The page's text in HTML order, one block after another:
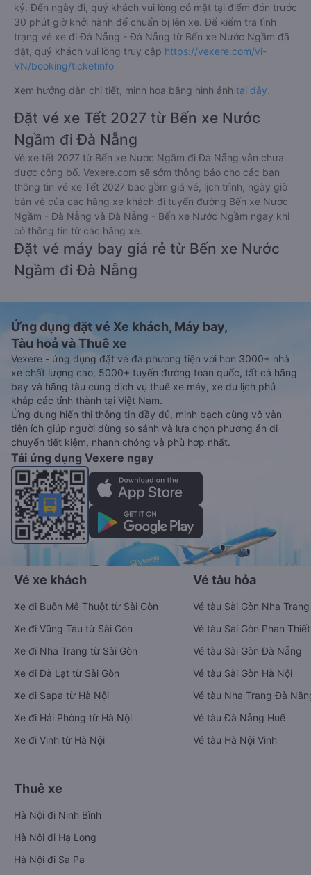
ký. Đến ngày đi, quý khách vui lòng có mặt tại điểm đón trước
30 phút giờ khởi hành để chuẩn bị lên xe. Để kiểm tra tình
trạng vé xe đi Đà Nẵng - Đà Nẵng từ Bến xe Nước Ngầm đã
đặt, quý khách vui lòng truy cập https://vexere.com/vi-
VN/booking/ticketinfo
Xem hướng dẫn chi tiết, minh họa bằng hình ảnh tại đây.
Đặt vé xe Tết 2027 từ Bến xe Nước
Ngầm đi Đà Nẵng
Vé xe tết 2027 từ Bến xe Nước Ngầm đi Đà Nẵng vẫn chưa
được công bố. Vexere.com sẽ sớm thông báo cho các bạn
thông tin vé xe Tết 2027 bao gồm giá vé, lịch trình, ngày giờ
bán vé của các hãng xe khách đi tuyến đường Bến xe Nước
Ngầm - Đà Nẵng và Đà Nẵng - Bến xe Nước Ngầm ngay khi
có thông tin từ các hãng xe.
Đặt vé máy bay giá rẻ từ Bến xe Nước
Ngầm đi Đà Nẵng
Ứng dụng đặt vé Xe khách, Máy bay,
Tàu hoả và Thuê xe
Vexere - ứng dụng đặt vé đa phương tiện với hơn 3000+ nhà
xe chất lượng cao, 5000+ tuyến đường toàn quốc, tất cả hãng
bay và hãng tàu cùng dịch vụ thuê xe máy, xe du lịch phủ
khắp các tỉnh thành tại Việt Nam.
Ứng dụng hiển thị thông tin đầy đủ, minh bạch cùng vô vàn
tiện ích giúp người dùng so sánh và lựa chọn phương án di
chuyển tiết kiệm, nhanh chóng và phù hợp nhất.
Tải ứng dụng Vexere ngay
Vé xe khách
Xe đi Buôn Mê Thuột từ Sài Gòn
Xe đi Vũng Tàu từ Sài Gòn
Xe đi Nha Trang từ Sài Gòn
Xe đi Đà Lạt từ Sài Gòn
Xe đi Sapa từ Hà Nội
Xe đi Hải Phòng từ Hà Nội
Xe đi Vinh từ Hà Nội
Vé tàu hỏa
Vé tàu Sài Gòn Nha Trang
Vé tàu Sài Gòn Phan Thiết
Vé tàu Sài Gòn Đà Nẵng
Vé tàu Sài Gòn Hà Nội
Vé tàu Nha Trang Đà
Vé tàu Đà Nẵng Huế
Vé tàu Hà Nội Vinh
Thuê xe
Hà Nội đi Ninh Bình
Hà Nội đi Hạ Long
Hà Nội đi Sa Pa